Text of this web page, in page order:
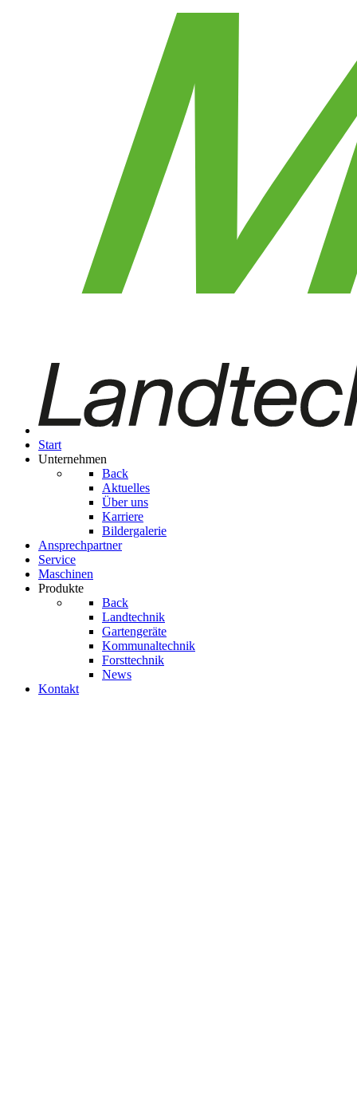
Start
Unternehmen
Back
Aktuelles
Über uns
Karriere
Bildergalerie
Ansprechpartner
Service
Maschinen
Produkte
Back
Landtechnik
Gartengeräte
Kom­mu­nal­tech­nik
Forsttechnik
News
Kontakt